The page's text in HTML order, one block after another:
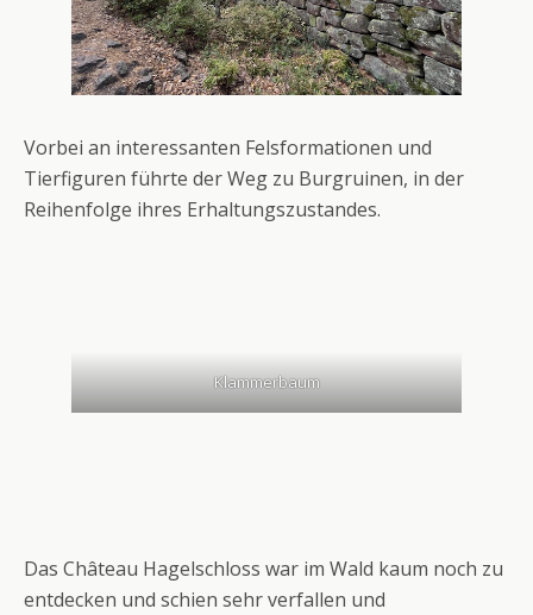
Vorbei an interessanten Felsformationen und
Tierfiguren führte der Weg zu Burgruinen, in der
Reihenfolge ihres Erhaltungszustandes.
Klammerbaum
Das Château Hagelschloss war im Wald kaum noch zu
entdecken und schien sehr verfallen und